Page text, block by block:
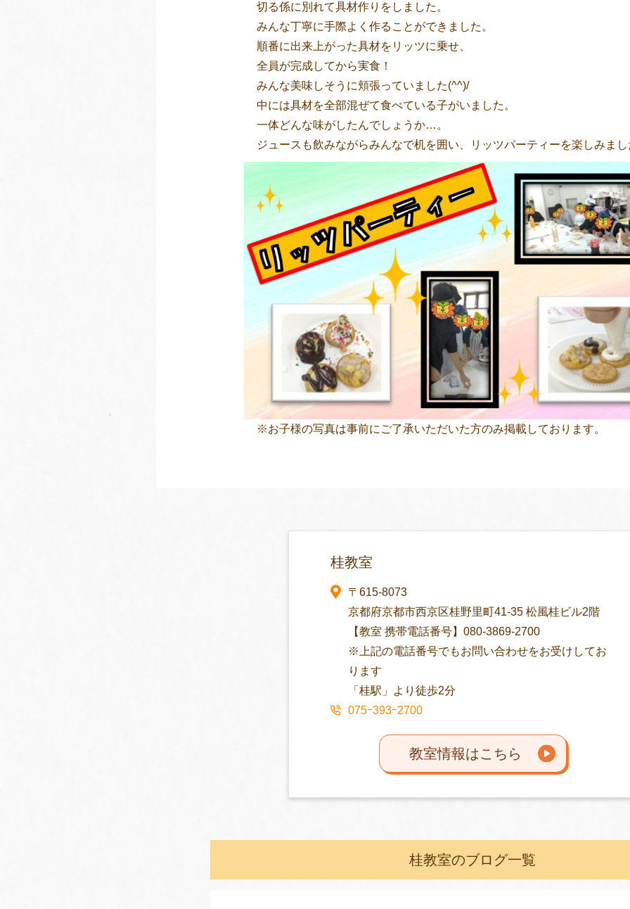
切る係に別れて具材作りをしました。
みんな丁寧に手際よく作ることができました。
順番に出来上がった具材をリッツに乗せ、
全員が完成してから実食！
みんな美味しそうに頬張っていました(^^)/
中には具材を全部混ぜて食べている子がいました。
一体どんな味がしたんでしょうか…。
ジュースも飲みながらみんなで机を囲い、リッツパーティーを楽しみま
※お子様の写真は事前にご了承いただいた方のみ掲載しております。
桂教室
〒615-8073
京都府京都市西京区桂野里町41-35 松風桂ビル2階
【教室 携帯電話番号】080-3869-2700
※上記の電話番号でもお問い合わせをお受けしてお
ります
「桂駅」より徒歩2分
075ｰ393ｰ2700
教室情報はこちら
桂教室のブログ一覧